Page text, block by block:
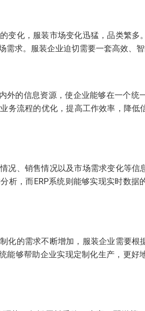
变化，服装市场变化迅猛，品类繁多
需求。服装企业迫切需要一套高效、
外的信息资源，使企业能够在一个统
务流程的优化，提高工作效率，降低
况、销售情况以及市场需求变化等信
析，而ERP系统则能够实现实时数据
化的需求不断增加，服装企业需要根
能够帮助企业实现定制化生产，更好